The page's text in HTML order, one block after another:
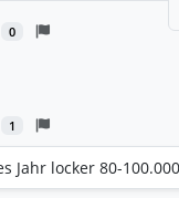
0
1
Jahr locker 80-